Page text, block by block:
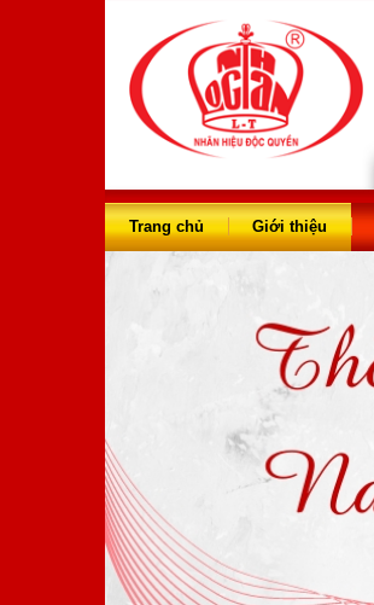
Trang chủ Giới thiệu